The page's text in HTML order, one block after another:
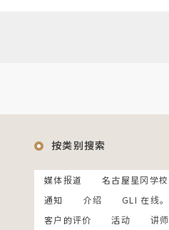
按类别搜索
媒体报道
名古屋星冈学校
通知
介绍
GLI 在线。
客户的评价
活动
讲师